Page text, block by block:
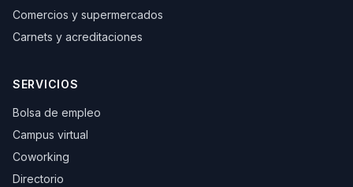
Comercios y supermercados
Carnets y acreditaciones
SERVICIOS
Bolsa de empleo
Campus virtual
Coworking
Directorio